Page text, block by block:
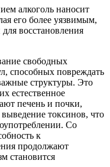
алкоголь наносит
его более уязвимым,
восстановления
свободных
способных повреждать
структуры. Это
естественное
печень и почки,
токсинов, что
Со
к
продолжают
становится